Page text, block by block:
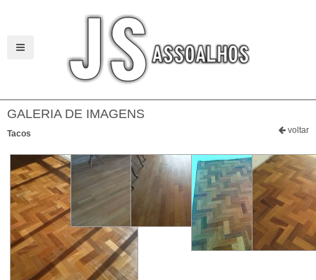
GALERIA DE IMAGENS
Tacos voltar